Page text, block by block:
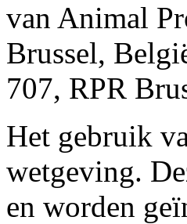
van Animal
Brussel,
707, RPR
Het gebruik
wetgeving.
en worden